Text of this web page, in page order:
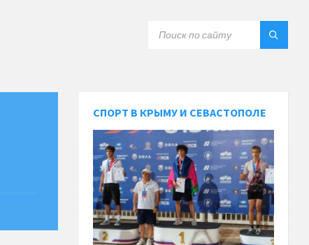
СПОРТ В КРЫМУ И СЕВАСТОПОЛЕ